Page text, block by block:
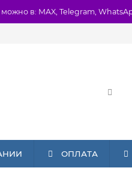
в: MAX, Telegram,
ОПЛАТА